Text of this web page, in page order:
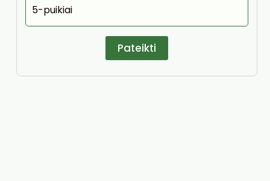
5-puikiai